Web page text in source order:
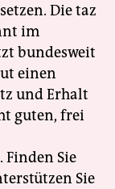
Die taz
im
bundesweit
einen
und Erhalt
guten, frei
Finden Sie
Sie